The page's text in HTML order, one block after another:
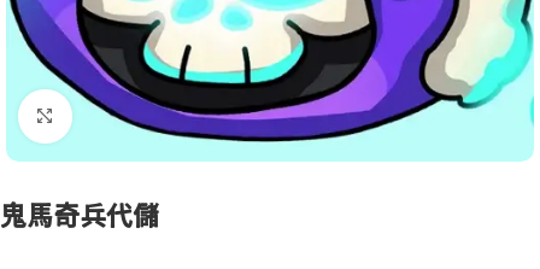
點擊放大
鬼馬奇兵代儲